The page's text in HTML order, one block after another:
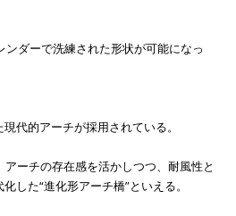
ダーで洗練された形状が可能になっ
代的アーチが採用されている。
ーチの存在感を活かしつつ、耐風性と
した“進化形アーチ橋”といえる。